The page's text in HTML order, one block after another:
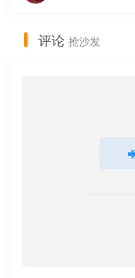
评论 抢沙发